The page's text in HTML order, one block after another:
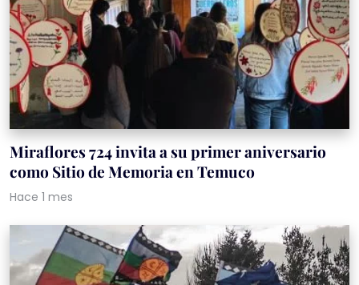
Miraflores 724 invita a su primer aniversario
como Sitio de Memoria en Temuco
Hace 1 mes